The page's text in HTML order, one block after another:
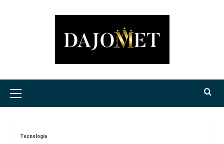
Menú
Tecnologia